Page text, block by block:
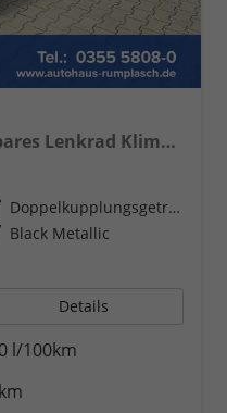
GS Sitzheizung v. beheizbares Lenkrad Klimaanlage Kamera PDC v+h
Doppelkupplungsgetriebe (DSG)
Black Metallic
Details
l/100km